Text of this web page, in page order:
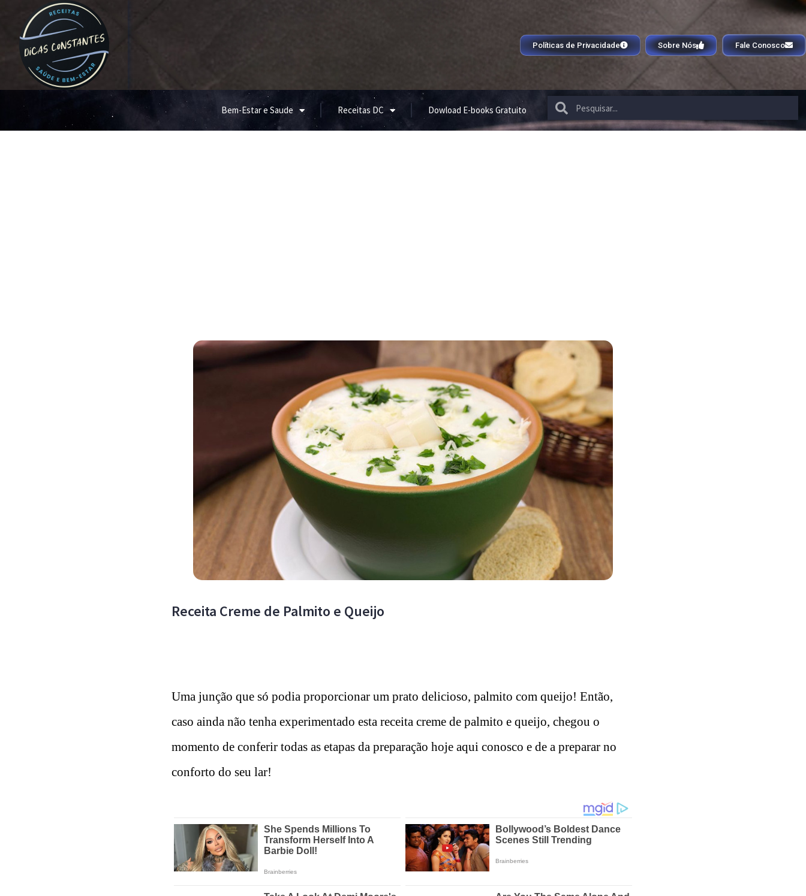
Políticas de Privacidade Sobre Nós Fale Conosco
Bem-Estar e Saude Receitas DC Dowload E-books Gratuito
Receita Creme de Palmito e Queijo
Uma junção que só podia proporcionar um prato delicioso, palmito com queijo! Então,
caso ainda não tenha experimentado esta receita creme de palmito e queijo, chegou o
momento de conferir todas as etapas da preparação hoje aqui conosco e de a preparar no
conforto do seu lar!